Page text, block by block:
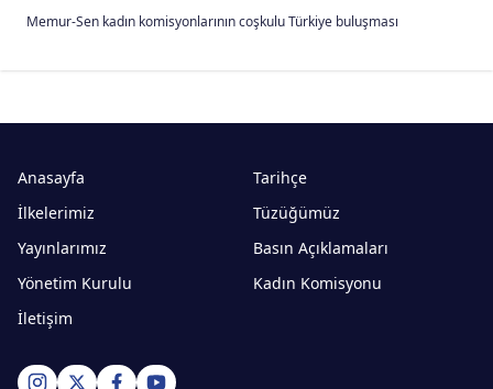
Memur-Sen kadın komisyonlarının coşkulu Türkiye buluşması
Anasayfa
Tarihçe
İlkelerimiz
Tüzüğümüz
Yayınlarımız
Basın Açıklamaları
Yönetim Kurulu
Kadın Komisyonu
İletişim